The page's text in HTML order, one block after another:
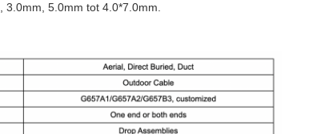
5.0mm tot 4.0*7.0mm.